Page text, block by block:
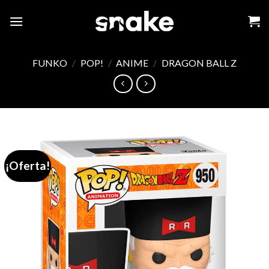
FUNKO / POP! / ANIME / DRAGON BALL Z
¡Oferta!